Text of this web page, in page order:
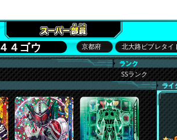
４４ゴウ 京都府 北大路ビブレタイ
SSランク